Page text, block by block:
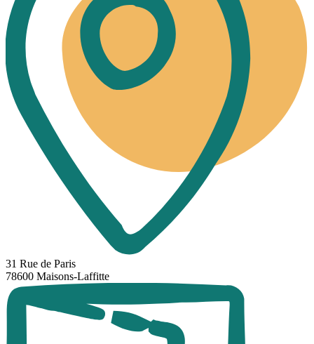
31 Rue de Paris
78600 Maisons-Laffitte